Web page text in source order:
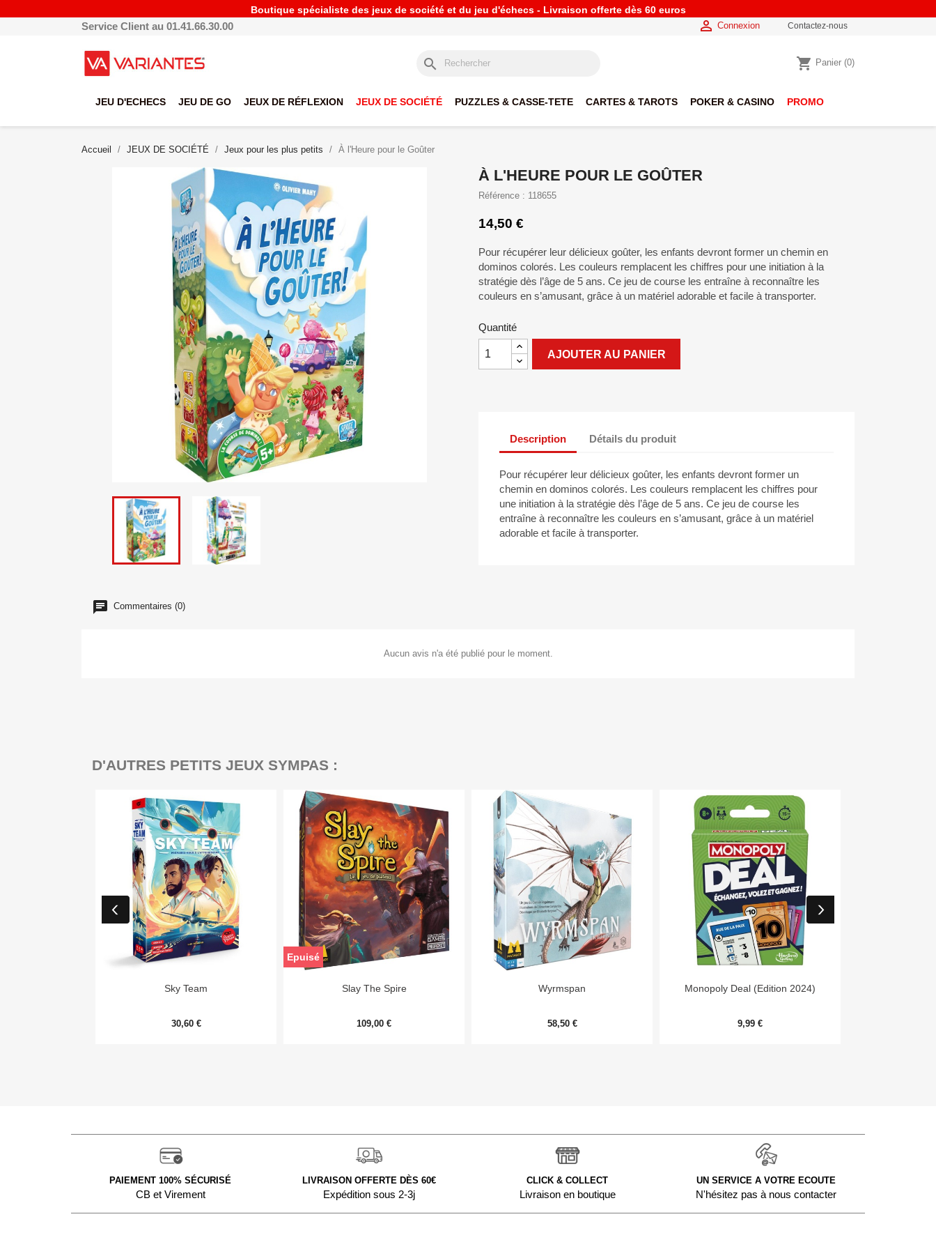
Boutique spécialiste des jeux de société et du jeu d'échecs - Livraison offerte dès 60 euros
Service Client au 01.41.66.30.00  Connexion Contactez-nous
search shopping_cart Panier (0)
JEU D'ECHECS JEU DE GO JEUX DE RÉFLEXION JEUX DE SOCIÉTÉ PUZZLES & CASSE-TETE CARTES & TAROTS POKER & CASINO PROMO
Accueil JEUX DE SOCIÉTÉ Jeux pour les plus petits À l'Heure pour le Goûter
À L'HEURE POUR LE GOÛTER
Référence : 118655
14,50 €
Pour récupérer leur délicieux goûter, les enfants devront former un chemin en
dominos colorés. Les couleurs remplacent les chiffres pour une initiation à la
stratégie dès l’âge de 5 ans. Ce jeu de course les entraîne à reconnaître les
couleurs en s’amusant, grâce à un matériel adorable et facile à transporter.
Quantité
AJOUTER AU PANIER
Description Détails du produit
Pour récupérer leur délicieux goûter, les enfants devront former un
chemin en dominos colorés. Les couleurs remplacent les chiffres pour
une initiation à la stratégie dès l’âge de 5 ans. Ce jeu de course les
entraîne à reconnaître les couleurs en s’amusant, grâce à un matériel
adorable et facile à transporter.
Commentaires (0)
Aucun avis n'a été publié pour le moment.
D'AUTRES PETITS JEUX SYMPAS :
Aperçu rapide
Sky Team
30,60 €
Aperçu rapide
Slay The Spire
109,00 €
Epuisé
Aperçu rapide
Wyrmspan
58,50 €
Aperçu rapide
Monopoly Deal (Edition 2024)
9,99 €
PAIEMENT 100% SÉCURISÉ
CB et Virement
LIVRAISON OFFERTE DÈS 60€
Expédition sous 2-3j
CLICK & COLLECT
Livraison en boutique
UN SERVICE A VOTRE ECOUTE
N'hésitez pas à nous contacter